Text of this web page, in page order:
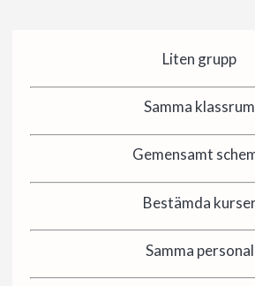
Liten grupp
Samma klassrum
Gemensamt
Bestämda
Samma personal